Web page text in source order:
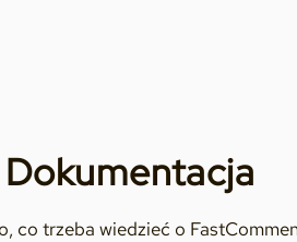
Dokumentacja
co trzeba wiedzieć o